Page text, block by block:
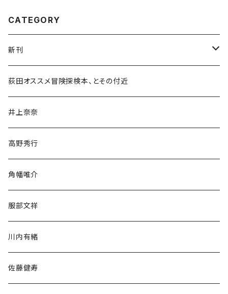
CATEGORY
新刊
和書
文学・小説・物語
随筆・ノンフィクション・その他
民族・風習
荻田オススメ冒険探検本、とその付近
井上奈奈
高野秀行
角幡唯介
服部文祥
川内有緒
佐藤健寿